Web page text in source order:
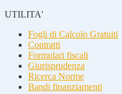
UTILITA'
Fogli di Calcolo Gratuiti
Contratti
Formulari fiscali
Giurisprudenza
Ricerca Norme
Bandi finanziamenti